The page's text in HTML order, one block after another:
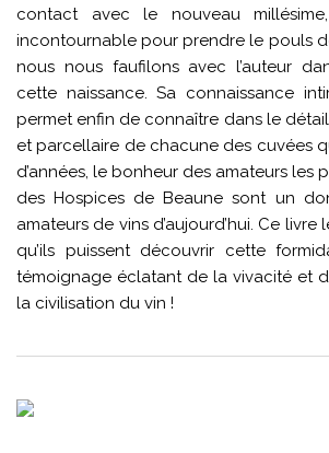
contact avec le nouveau
incontournable pour prendre le pouls
nous nous faufilons avec l’auteur
cette naissance. Sa connaissance
permet enfin de connaître dans le détail
et parcellaire de chacune des cuvées
d’années, le bonheur des amateurs les
des Hospices de Beaune sont un
amateurs de vins d’aujourd’hui. Ce
qu’ils puissent découvrir cette
témoignage éclatant de la vivacité et
la civilisation du vin !